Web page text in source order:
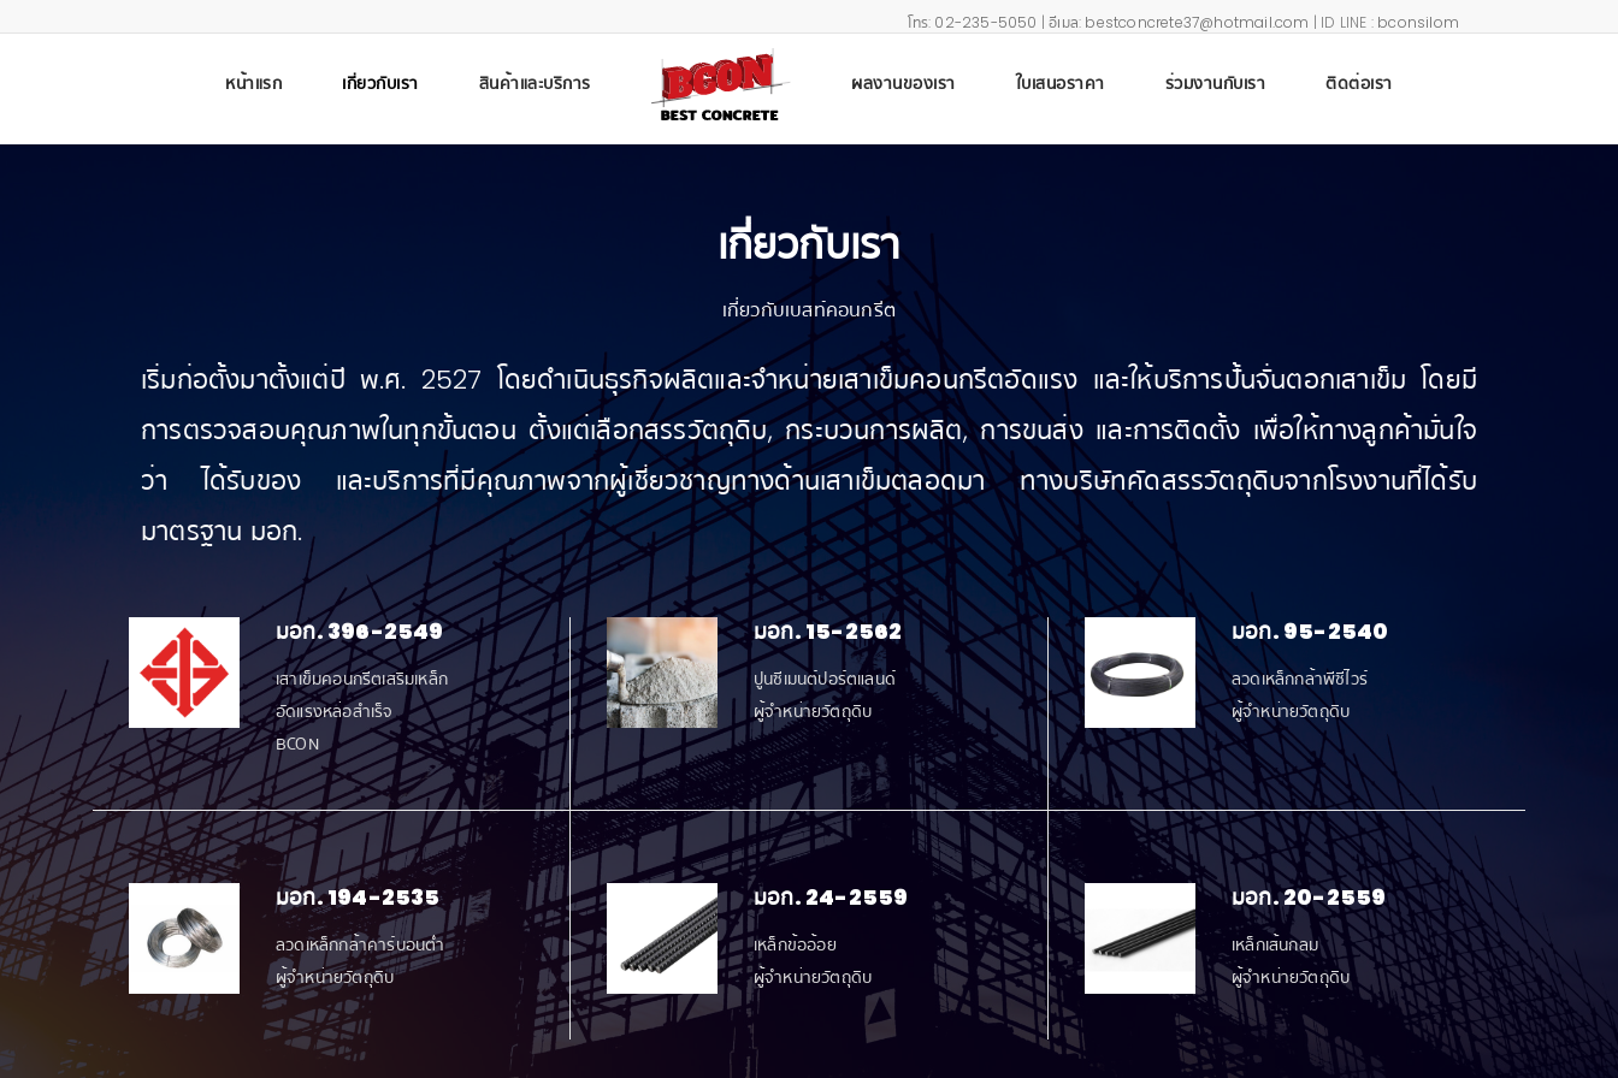
โทร: 02-235-5050 | อีเมล: bestconcrete37@hotmail.com | ID LINE : bconsilom
หน้าแรก เกี่ยวกับเรา สินค้าและบริการ ผลงานของเรา ใบเสนอราคา ร่วมงานกับเรา ติดต่อเรา
เกี่ยวกับเรา
เกี่ยวกับเบสท์คอนกรีต
เริ่มก่อตั้งมาตั้งแต่ปี พ.ศ. 2527 โดยดำเนินธุรกิจผลิตและจำหน่ายเสาเข็มคอนกรีตอัดแรง และให้บริการปั้นจั่นตอกเสาเข็ม โดยมี
การตรวจสอบคุณภาพในทุกขั้นตอน ตั้งแต่เลือกสรรวัตถุดิบ, กระบวนการผลิต, การขนส่ง และการติดตั้ง เพื่อให้ทางลูกค้ามั่นใจ
ว่า ได้รับของ และบริการที่มีคุณภาพจากผู้เชี่ยวชาญทางด้านเสาเข็มตลอดมา ทางบริษัทคัดสรรวัตถุดิบจากโรงงานที่ได้รับ
มาตรฐาน มอก.
มอก. 396-2549
เสาเข็มคอนกรีตเสริมเหล็ก
อัดแรงหล่อสำเร็จ
BCON
มอก. 15-2562
ปูนซีเมนต์ปอร์ตแลนด์
ผู้จำหน่ายวัตถุดิบ
มอก. 95-2540
ลวดเหล็กกล้าพีซีไวร์
ผู้จำหน่ายวัตถุดิบ
มอก. 194-2535
ลวดเหล็กกล้าคาร์บอนต่ำ
ผู้จำหน่ายวัตถุดิบ
มอก. 24-2559
เหล็กข้ออ้อย
ผู้จำหน่ายวัตถุดิบ
มอก. 20-2559
เหล็กเส้นกลม
ผู้จำหน่ายวัตถุดิบ